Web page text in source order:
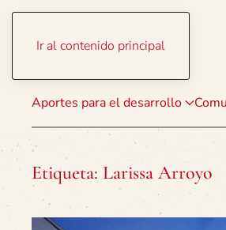
Ir al contenido principal
Aportes para el desarrollo
Etiqueta: Larissa Arroyo